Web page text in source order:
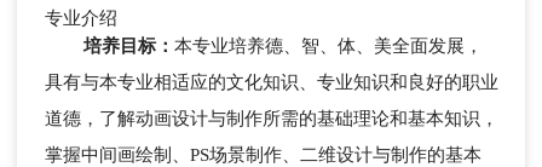
专业介绍
培养目标： 本专业培养德、智、体、美全面发展，
具有与本专业相适应的文化知识、专业知识和良好的职业
道德，了解动画设计与制作所需的基础理论和基本知识，
掌握中间画绘制、PS场景制作、二维设计与制作的基本